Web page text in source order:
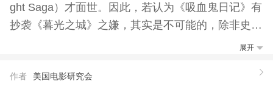
ght Saga）才面世。因此，若认为《吸血鬼日记》有
抄袭《暮光之城》之嫌，其实是不可能的，除非史密
展开
作者 美国电影研究会